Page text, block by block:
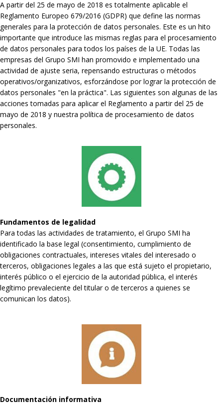
A partir del 25 de mayo de 2018 es totalmente aplicable el
Reglamento Europeo 679/2016 (GDPR) que define las normas
generales para la protección de datos personales. Este es un hito
importante que introduce las mismas reglas para el procesamiento
de datos personales para todos los países de la UE. Todas las
empresas del Grupo SMI han promovido e implementado una
actividad de ajuste seria, repensando estructuras o métodos
operativos/organizativos, esforzándose por lograr la protección de
datos personales "en la práctica". Las siguientes son algunas de las
acciones tomadas para aplicar el Reglamento a partir del 25 de
mayo de 2018 y nuestra política de procesamiento de datos
personales.
Fundamentos de legalidad
Para todas las actividades de tratamiento, el Grupo SMI ha
identificado la base legal (consentimiento, cumplimiento de
obligaciones contractuales, intereses vitales del interesado o
terceros, obligaciones legales a las que está sujeto el propietario,
interés público o el ejercicio de la autoridad pública, el interés
legítimo prevaleciente del titular o de terceros a quienes se
comunican los datos).
Documentación informativa